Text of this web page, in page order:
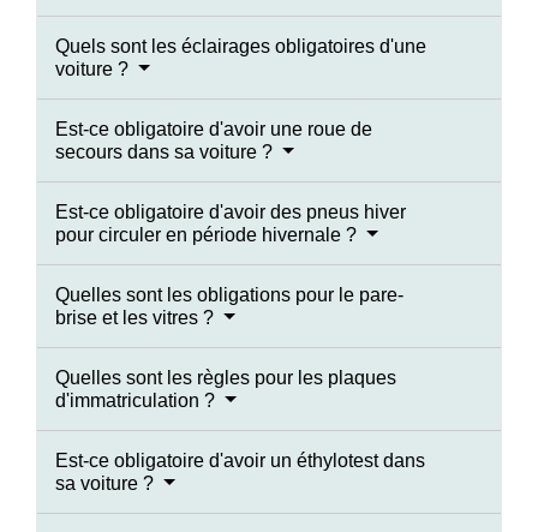
Quels sont les éclairages obligatoires d'une
voiture ?
Est-ce obligatoire d'avoir une roue de
secours dans sa voiture ?
Est-ce obligatoire d'avoir des pneus hiver
pour circuler en période hivernale ?
Quelles sont les obligations pour le pare-
brise et les vitres ?
Quelles sont les règles pour les plaques
d'immatriculation ?
Est-ce obligatoire d'avoir un éthylotest dans
sa voiture ?